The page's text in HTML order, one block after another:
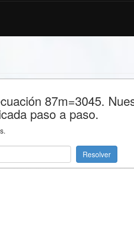
87m=3045.
paso a paso.
Resolver